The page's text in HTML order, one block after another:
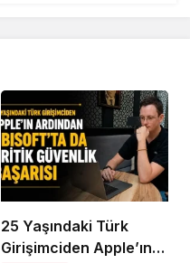
25 Yaşındaki Türk
Girişimciden Apple’ın